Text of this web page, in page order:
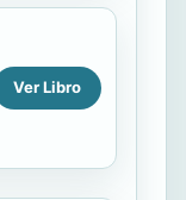
Ver Libro